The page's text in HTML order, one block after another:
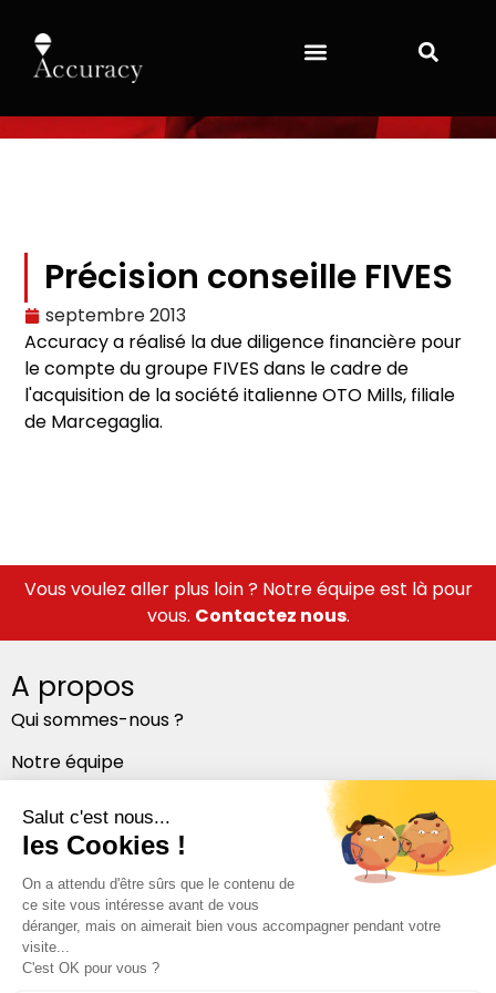
Précision conseille FIVES
septembre 2013
Accuracy a réalisé la due diligence financière pour
le compte du groupe FIVES dans le cadre de
l'acquisition de la société italienne OTO Mills, filiale
de Marcegaglia.
Vous voulez aller plus loin ? Notre équipe est là pour
vous. Contactez nous.
A propos
Qui sommes-nous ?
Notre équipe
Nos bureaux
Suivez-nous